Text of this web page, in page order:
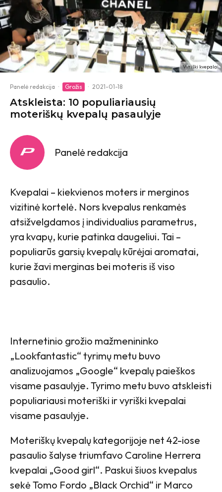
Vyriški kvepalai
Panelė redakcija · Grožis · 2021-01-18
Atskleista: 10 populiariausių
moteriškų kvepalų pasaulyje
Panelė redakcija
Kvepalai – kiekvienos moters ir merginos
vizitinė kortelė. Nors kvepalus renkamės
atsižvelgdamos į individualius parametrus,
yra kvapų, kurie patinka daugeliui. Tai –
populiarūs garsių kvepalų kūrėjai aromatai,
kurie žavi merginas bei moteris iš viso
pasaulio.
Internetinio grožio mažmenininko
„Lookfantastic“ tyrimų metu buvo
analizuojamos „Google“ kvepalų paieškos
visame pasaulyje. Tyrimo metu buvo atskleisti
populiariausi moteriški ir vyriški kvepalai
visame pasaulyje.
Moteriškų kvepalų kategorijoje net 42-iose
pasaulio šalyse triumfavo Caroline Herrera
kvepalai „Good girl“. Paskui šiuos kvepalus
sekė Tomo Fordo „Black Orchid“ ir Marco